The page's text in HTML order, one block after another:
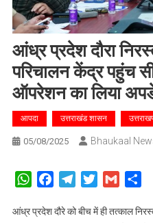
आंध्र प्रदेश दौरा
परिचालन केंद्र पहुंच
ऑपरेशन का लिया
आपदा उत्तराखंड शासन
05/08/2025 Bhaukaal
WhatsAppFacebookTelegramTwitterGmail
आंध्र प्रदेश दौरे को बीच में ही तत्काल